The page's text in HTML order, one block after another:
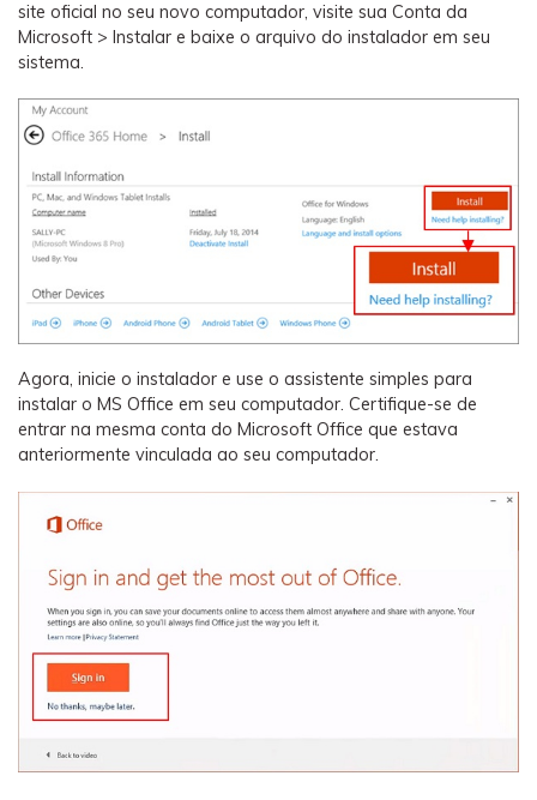
site oficial no seu novo computador, visite sua Conta da
Microsoft > Instalar e baixe o arquivo do instalador em seu
sistema.
Agora, inicie o instalador e use o assistente simples para
instalar o MS Office em seu computador. Certifique-se de
entrar na mesma conta do Microsoft Office que estava
anteriormente vinculada ao seu computador.